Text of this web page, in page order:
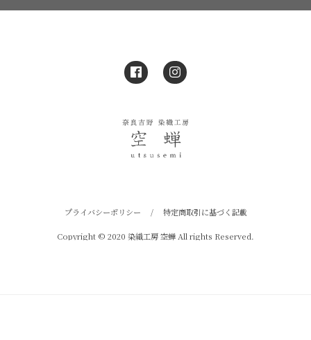
プライバシーポリシー / 特定商取引に基づく記載
Copyright © 2020 染織工房 空蝉 All rights Reserved.